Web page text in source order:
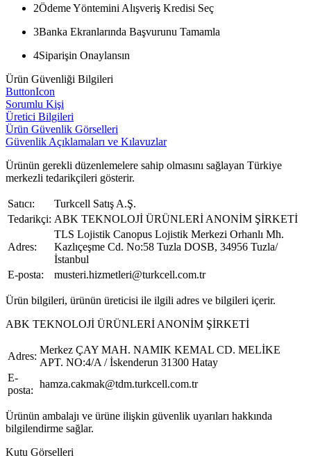
2Ödeme Yöntemini Alışveriş Kredisi Seç
3Banka Ekranlarında Başvurunu Tamamla
4Siparişin Onaylansın
Ürün Güvenliği Bilgileri
ButtonIcon
Sorumlu Kişi
Üretici Bilgileri
Ürün Güvenlik Görselleri
Güvenlik Açıklamaları ve Kılavuzlar
Ürünün gerekli düzenlemelere sahip olmasını sağlayan Türkiye
merkezli tedarikçileri gösterir.
Satıcı:
Turkcell Satış A.Ş.
Tedarikçi: ABK TEKNOLOJİ ÜRÜNLERİ ANONİM ŞİRKETİ
Adres:
TLS Lojistik Canopus Lojistik Merkezi Orhanlı Mh.
Kazlıçeşme Cd. No:58 Tuzla DOSB, 34956 Tuzla/
İstanbul
E-posta:
musteri.hizmetleri@turkcell.com.tr
Ürün bilgileri, ürünün üreticisi ile ilgili adres ve bilgileri içerir.
ABK TEKNOLOJİ ÜRÜNLERİ ANONİM ŞİRKETİ
Adres:
Merkez ÇAY MAH. NAMIK KEMAL CD. MELİKE
APT. NO:4/A / İskenderun 31300 Hatay
E-
posta:
hamza.cakmak@tdm.turkcell.com.tr
Ürünün ambalajı ve ürüne ilişkin güvenlik uyarıları hakkında
bilgilendirme sağlar.
Kutu Görselleri